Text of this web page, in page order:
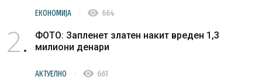
ЕКОНОМИЈА visibility 664
2
ФОТО: Запленет златен накит вреден 1,3
милиони денари
АКТУЕЛНО visibility 661